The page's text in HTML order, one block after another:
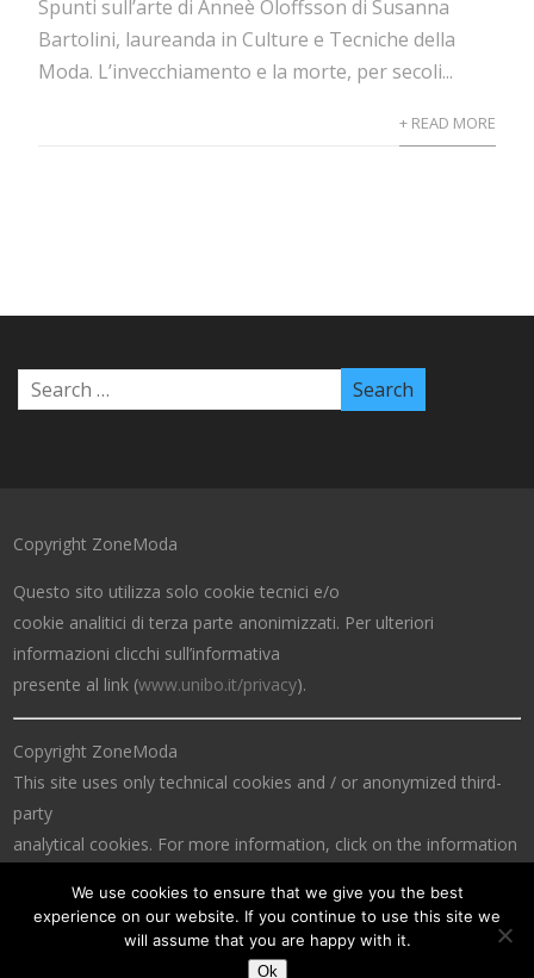
Spunti sull’arte di Anneè Oloffsson di Susanna
Bartolini, laureanda in Culture e Tecniche della
Moda. L’invecchiamento e la morte, per secoli...
+ READ MORE
Copyright ZoneModa
Questo sito utilizza solo cookie tecnici e/o
cookie analitici di terza parte anonimizzati. Per ulteriori
informazioni clicchi sull’informativa
presente al link (www.unibo.it/privacy).
Copyright ZoneModa
This site uses only technical cookies and / or anonymized third-
party
analytical cookies. For more information, click on the information
We use cookies to ensure that we give you the best
experience on our website. If you continue to use this site we
will assume that you are happy with it.
Ok